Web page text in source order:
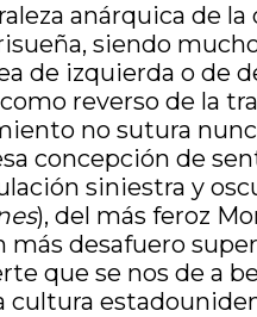
anárquica de
siendo
de izquierda o de
reverso de la
no sutura
concepción de
siniestra y
), del más feroz
más desafuero
que se nos de a